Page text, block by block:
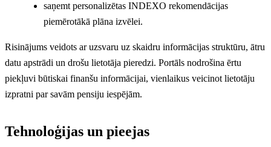
saņemt personalizētas INDEXO rekomendācijas
piemērotākā plāna izvēlei.
Risinājums veidots ar uzsvaru uz skaidru informācijas struktūru, ātru
datu apstrādi un drošu lietotāja pieredzi. Portāls nodrošina ērtu
piekļuvi būtiskai finanšu informācijai, vienlaikus veicinot lietotāju
izpratni par savām pensiju iespējām.
Tehnoloģijas un pieejas